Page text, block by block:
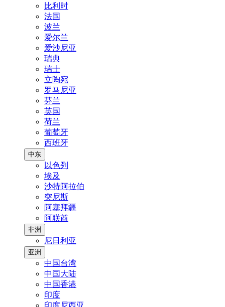
比利时
法国
波兰
爱尔兰
爱沙尼亚
瑞典
瑞士
立陶宛
罗马尼亚
芬兰
英国
荷兰
葡萄牙
西班牙
中东
以色列
埃及
沙特阿拉伯
突尼斯
阿塞拜疆
阿联酋
非洲
尼日利亚
亚洲
中国台湾
中国大陆
中国香港
印度
印度尼西亚